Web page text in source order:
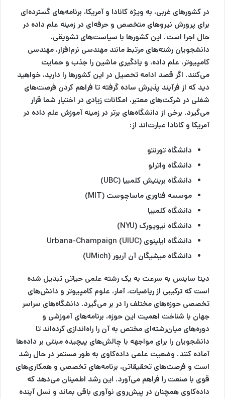
در کشورهای غربی، به ویژه کانادا و آمریکا، برنامه‌های گسترده‌ای
برای پرورش نیروهای متخصص و حرفه‌ای در زمینه علم داده در
حال اجرا است. این کشورها با سیاست‌های تشویقی،
دانشجویان رشته‌های مرتبط مانند مهندسی نرم‌افزار، مهندسی
کامپیوتر، علم داده، و یادگیری ماشین را جذب و حمایت
می‌کنند. اگر قصد ادامه تحصیل در این کشورها را دارید، خواهید
دید که از فرآیند پذیرش ساده گرفته تا فراهم کردن فرصت‌های
شغلی در شرکت‌های معتبر، امکانات زیادی در اختیار شما قرار
می‌گیرد. برخی از دانشگاه‌های برتر در زمینه آموزش علم داده در
آمریکا و کانادا عبارت‌اند از:
دانشگاه تورنتو
دانشگاه واترلو
دانشگاه بریتیش کلمبیا (UBC)
موسسه فناوری ماساچوست (MIT)
دانشگاه کلمبیا
دانشگاه نیویورک (NYU)
دانشگاه ایلینوی Urbana-Champaign (UIUC)
دانشگاه میشیگان آن آربور (UMich)
دیتا ساینس به سرعت به یک رشته علمی حیاتی تبدیل شده
است که ترکیبی از ریاضیات، آمار، علوم کامپیوتر و دانش‌های
تخصصی حوزه‌های مختلف را در بر می‌گیرد. دانشگاه‌های سراسر
جهان با شناخت اهمیت این حوزه، برنامه‌های آموزشی و
دوره‌های میان‌رشته‌ای مختص به آن را راه‌اندازی کرده‌اند تا
دانشجویان را برای مواجهه با چالش‌های پیچیده مبتنی بر داده‌ها
آماده کنند. وضعیت علمی داده‌کاوی به طور مستمر در حال رشد
است و فرصت‌های تحقیقاتی، برنامه‌های تخصصی و همکاری‌های
قوی با صنعت را فراهم می‌آورد. این رشد اطمینان می‌دهد که
داده‌کاوی همچنان در پیش‌روی نوآوری باقی بماند و نسل آینده